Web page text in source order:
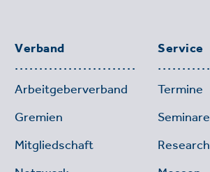
Verband
Arbeitgeberverband
Gremien
Mitgliedschaft
Service
Termine
Seminare
Research